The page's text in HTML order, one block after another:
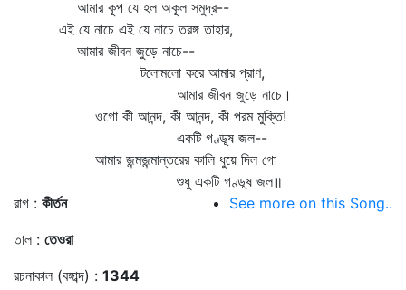
আমার কূপ যে হল অকূল সমুদ্র--
এই যে নাচে এই যে নাচে তরঙ্গ তাহার,
আমার জীবন জুড়ে নাচে--
টলোমলো করে আমার প্রাণ,
আমার জীবন জুড়ে নাচে।
ওগো কী আনন্দ, কী আনন্দ, কী পরম মুক্তি!
একটি গণ্ডূষ জল--
আমার জন্মজন্মান্তরের কালি ধুয়ে দিল গো
শুধু একটি গণ্ডূষ জল॥
রাগ : কীর্তন
তাল : তেওরা
রচনাকাল (বঙ্গাব্দ) : 1344
See more on this Song..